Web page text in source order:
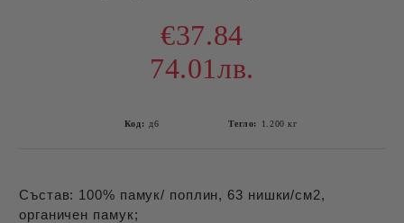
€37.84
74.01лв.
Код: д6 Тегло: 1.200 кг
Състав: 100% памук/ поплин, 63 нишки/см2,
органичен памук;